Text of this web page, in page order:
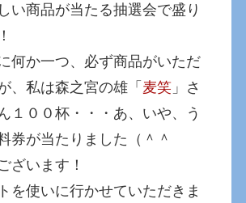
い商品が当たる抽選会で盛り
何か一つ、必ず商品がいただ
、私は森之宮の雄「 麦笑 」さ
１００杯・・・あ、いや、う
券が当たりました（＾＾
ざいます！
を使いに行かせていただきま